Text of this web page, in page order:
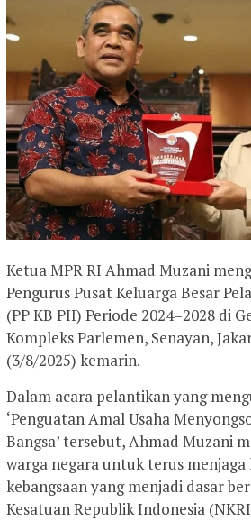
Ketua MPR RI Ahmad Muzani
Pengurus Pusat Keluarga Besar
(PP KB PII) Periode 2024–2028 di
Kompleks Parlemen, Senayan,
(3/8/2025) kemarin.
Dalam acara pelantikan yang
‘Penguatan Amal Usaha
Bangsa’ tersebut, Ahmad Muzani
warga negara untuk terus menjaga
kebangsaan yang menjadi dasar
Kesatuan Republik Indonesia